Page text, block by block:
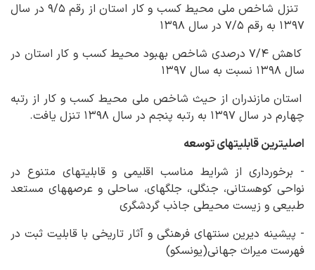
تنزل شاخص ملی محیط کسب و کار استان از رقم ۹/۵ در سال
۱۳۹۷ به رقم ۷/۵ در سال ۱۳۹۸
کاهش ۷/۴ درصدی شاخص بهبود محیط کسب و کار استان در
سال ۱۳۹۸ نسبت به سال ۱۳۹۷
استان مازندران از حیث شاخص ملی محیط کسب و کار از رتبه
چهارم در سال ۱۳۹۷ به رتبه پنجم در سال ۱۳۹۸ تنزل یافت.
اصلی‏ترین قابلیت‏های توسعه
- برخورداری از شرایط مناسب اقلیمی و قابلیت‏های متنوع در
نواحی کوهستانی، جنگلی، جلگه‏ای، ساحلی و عرصه‏های مستعد
طبیعی و زیست محیطی جاذب گردشگری
- پیشینه دیرین سنت‏های فرهنگی و آثار تاریخی با قابلیت ثبت در
فهرست میراث جهانی(یونسکو)